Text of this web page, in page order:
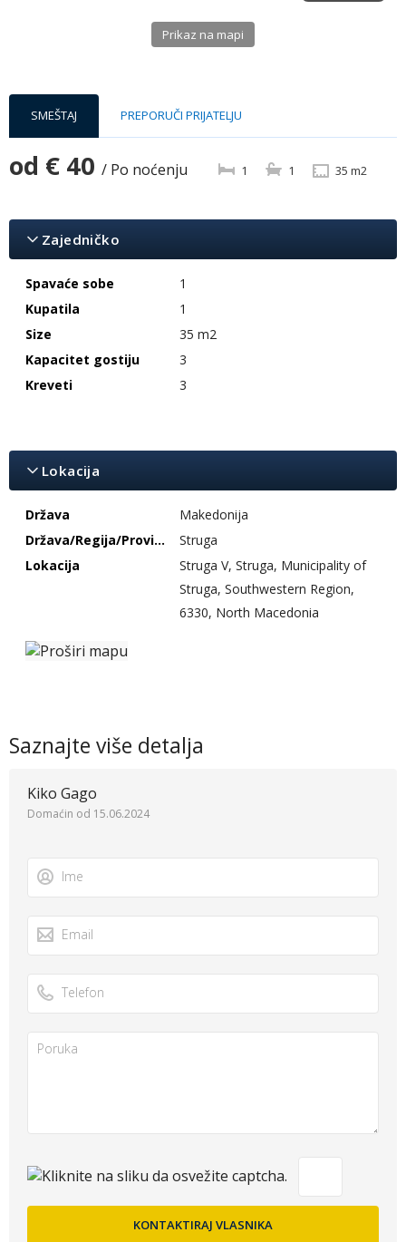
Prikaz na mapi
SMEŠTAJ PREPORUČI PRIJATELJU
od € 40 / Po noćenju 1 1 35 m2
Zajedničko
Spavaće sobe
1
Kupatila
1
Size
35 m2
Kapacitet gostiju
3
Kreveti
3
Lokacija
Država
Makedonija
Država/Regija/Provincija
Struga
Lokacija
Struga V, Struga, Municipality of
Struga, Southwestern Region,
6330, North Macedonia
Saznajte više detalja
Kiko Gago
Domaćin od 15.06.2024